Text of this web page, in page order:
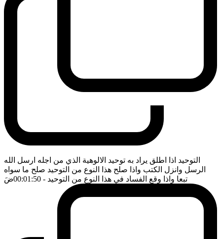
التوحيد اذا اطلق يراد به توحيد الالوهية الذي من اجله ارسل الله
الرسل وانزل الكتب واذا صلح هذا النوع من التوحيد صلح ما سواه
تبعا واذا وقع الفساد في هذا النوع من التوحيد - 00:01:50 ضَ